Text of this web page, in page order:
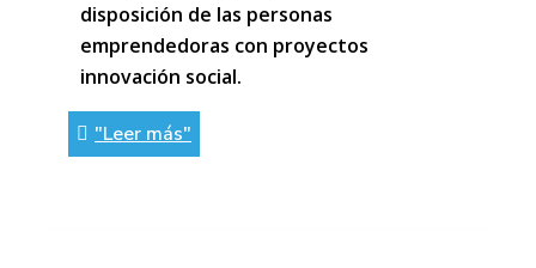
disposición de las personas
emprendedoras con proyectos
innovación social.
"Leer más"